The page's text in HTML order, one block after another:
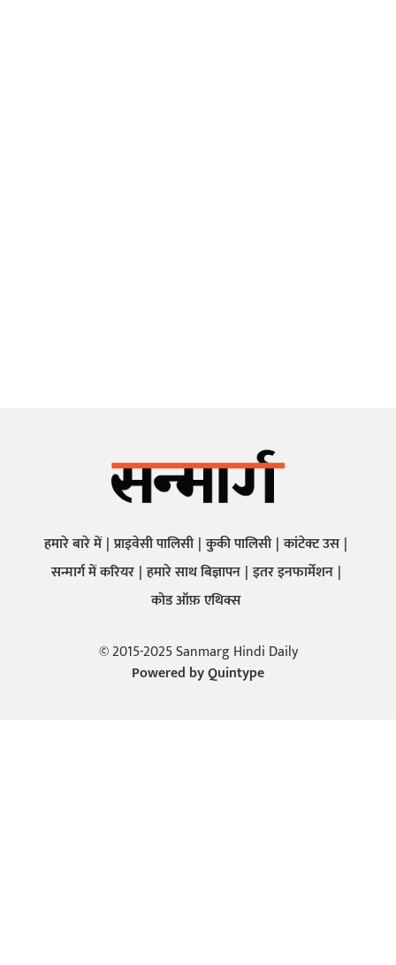
हमारे बारे में प्राइवेसी पालिसी कुकी पालिसी कांटेक्ट उस
सन्मार्ग में करियर हमारे साथ बिज्ञापन इतर इनफार्मेशन
कोड ऑफ़ एथिक्स
© 2015-2025 Sanmarg Hindi Daily
Powered byQuintype